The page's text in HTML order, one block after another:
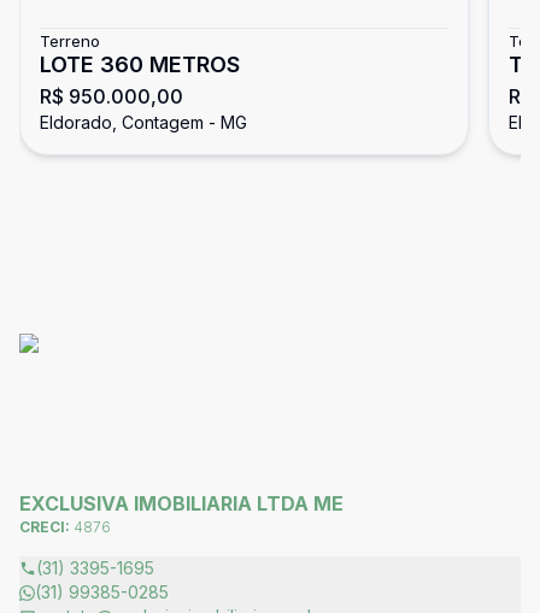
Terreno
LOTE 360 METROS
R$ 950.000,00
Eldorado, Contagem - MG
EXCLUSIVA IMOBILIARIA LTDA ME
CRECI: 4876
(31) 3395-1695
(31) 99385-0285